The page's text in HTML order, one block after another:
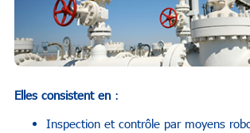
Elles consistent en:
Inspection et contrôle par moyens